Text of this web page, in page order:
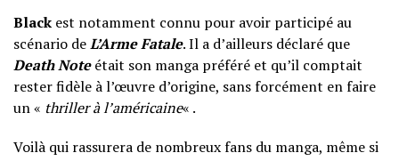
Black est notamment connu pour avoir participé au
scénario deL’Arme Fatale. Il a d’ailleurs déclaré que
Death Noteétait son manga préféré et qu’il comptait
rester fidèle à l’œuvre d’origine, sans forcément en faire
un « thriller à l’américaine« .
Voilà qui rassurera de nombreux fans du manga, même si